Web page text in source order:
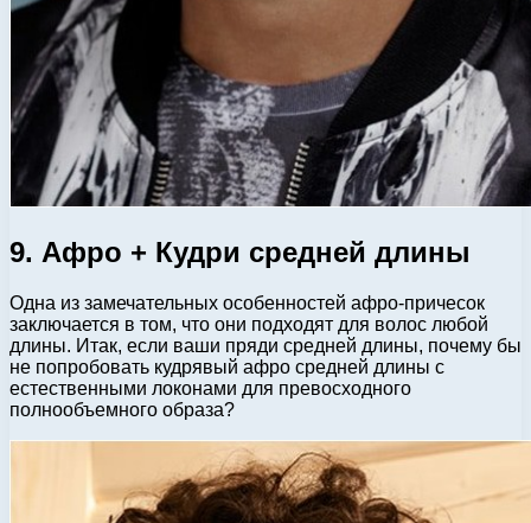
9. Афро + Кудри средней длины
Одна из замечательных особенностей афро-причесок
заключается в том, что они подходят для волос любой
длины. Итак, если ваши пряди средней длины, почему бы
не попробовать кудрявый афро средней длины с
естественными локонами для превосходного
полнообъемного образа?